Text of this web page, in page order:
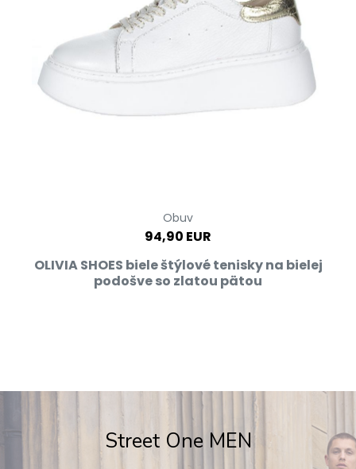
Obuv
94,90 EUR
OLIVIA SHOES biele štýlové tenisky na bielej
podošve so zlatou pätou
Street One MEN